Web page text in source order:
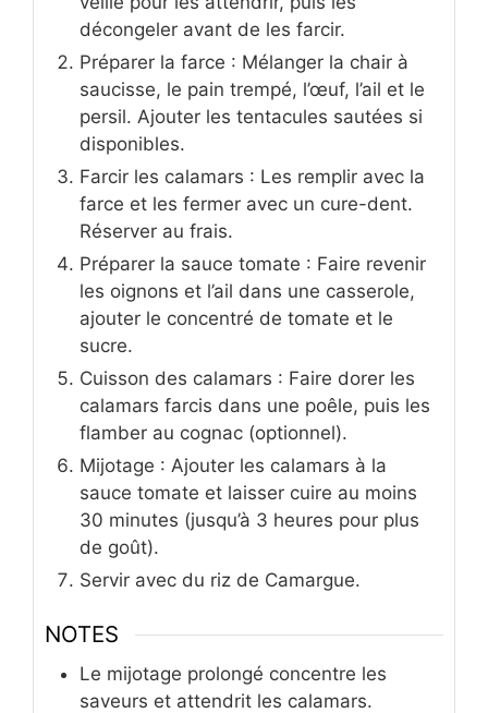
décongeler avant de les farcir.
Préparer la farce : Mélanger la chair à
saucisse, le pain trempé, l’œuf, l’ail et le
persil. Ajouter les tentacules sautées si
disponibles.
Farcir les calamars : Les remplir avec la
farce et les fermer avec un cure-dent.
Réserver au frais.
Préparer la sauce tomate : Faire revenir
les oignons et l’ail dans une casserole,
ajouter le concentré de tomate et le
sucre.
Cuisson des calamars : Faire dorer les
calamars farcis dans une poêle, puis les
flamber au cognac (optionnel).
Mijotage : Ajouter les calamars à la
sauce tomate et laisser cuire au moins
30 minutes (jusqu’à 3 heures pour plus
de goût).
Servir avec du riz de Camargue.
NOTES
Le mijotage prolongé concentre les
saveurs et attendrit les calamars.